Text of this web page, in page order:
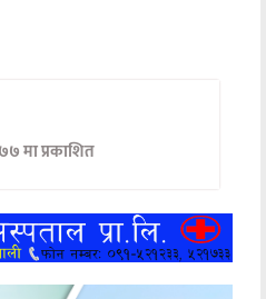
मा प्रकाशित